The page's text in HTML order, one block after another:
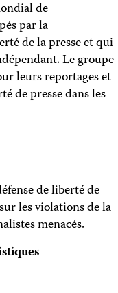
de
par la
de la presse et qui
Le groupe
leurs reportages et
de presse dans les
de liberté de
les violations de la
menacés.